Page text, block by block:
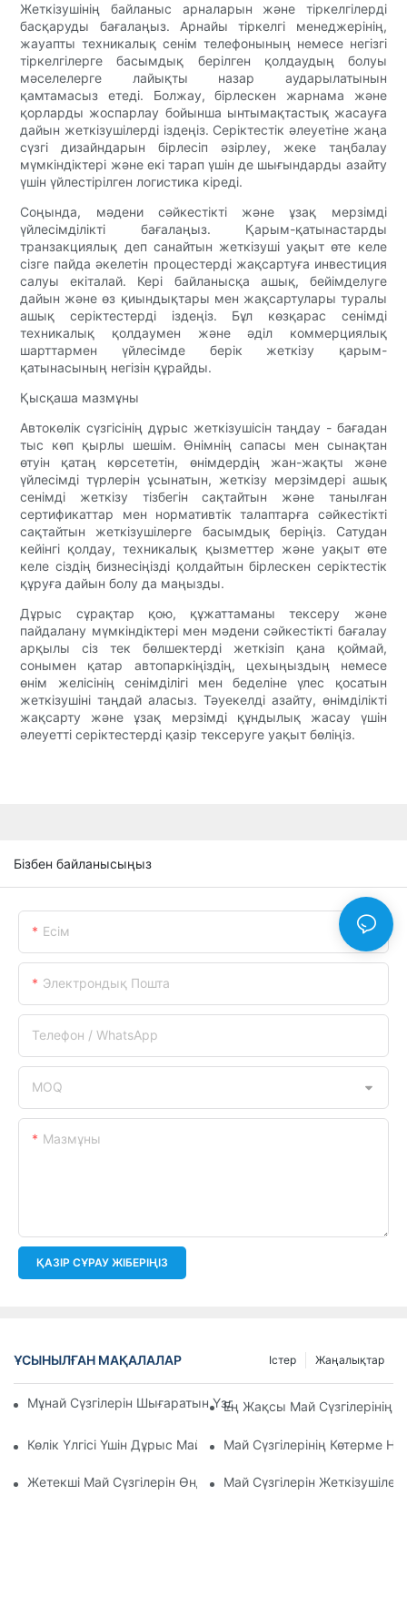
Жеткізушінің байланыс арналарын және тіркелгілерді
басқаруды бағалаңыз. Арнайы тіркелгі менеджерінің,
жауапты техникалық сенім телефонының немесе негізгі
тіркелгілерге басымдық берілген қолдаудың болуы
мәселелерге лайықты назар аударылатынын
қамтамасыз етеді. Болжау, бірлескен жарнама және
қорларды жоспарлау бойынша ынтымақтастық жасауға
дайын жеткізушілерді іздеңіз. Серіктестік әлеуетіне жаңа
сүзгі дизайндарын бірлесіп әзірлеу, жеке таңбалау
мүмкіндіктері және екі тарап үшін де шығындарды азайту
үшін үйлестірілген логистика кіреді.
Соңында, мәдени сәйкестікті және ұзақ мерзімді
үйлесімділікті бағалаңыз. Қарым-қатынастарды
транзакциялық деп санайтын жеткізуші уақыт өте келе
сізге пайда әкелетін процестерді жақсартуға инвестиция
салуы екіталай. Кері байланысқа ашық, бейімделуге
дайын және өз қиындықтары мен жақсартулары туралы
ашық серіктестерді іздеңіз. Бұл көзқарас сенімді
техникалық қолдаумен және әділ коммерциялық
шарттармен үйлесімде берік жеткізу қарым-
қатынасының негізін құрайды.
Қысқаша мазмұны
Автокөлік сүзгісінің дұрыс жеткізушісін таңдау - бағадан
тыс көп қырлы шешім. Өнімнің сапасы мен сынақтан
өтуін қатаң көрсететін, өнімдердің жан-жақты және
үйлесімді түрлерін ұсынатын, жеткізу мерзімдері ашық
сенімді жеткізу тізбегін сақтайтын және танылған
сертификаттар мен нормативтік талаптарға сәйкестікті
сақтайтын жеткізушілерге басымдық беріңіз. Сатудан
кейінгі қолдау, техникалық қызметтер және уақыт өте
келе сіздің бизнесіңізді қолдайтын бірлескен серіктестік
құруға дайын болу да маңызды.
Дұрыс сұрақтар қою, құжаттаманы тексеру және
пайдалану мүмкіндіктері мен мәдени сәйкестікті бағалау
арқылы сіз тек бөлшектерді жеткізіп қана қоймай,
сонымен қатар автопаркіңіздің, цехыңыздың немесе
өнім желісінің сенімділігі мен беделіне үлес қосатын
жеткізушіні таңдай аласыз. Тәуекелді азайту, өнімділікті
жақсарту және ұзақ мерзімді құндылық жасау үшін
әлеуетті серіктестерді қазір тексеруге уақыт бөліңіз.
Бізбен байланысыңыз
Есім
Электрондық Пошта
Телефон / WhatsApp
MOQ
Мазмұны
ҚАЗІР СҰРАУ ЖІБЕРІҢІЗ
ҰСЫНЫЛҒАН МАҚАЛАЛАР Жаңалықтар
Істер
Мұнай Сүзгілерін Шығаратын Үздік Компаниялар: Жан-
Ең Жақсы Май Сүзгілерінің
Көлік Үлгісі Үшін Дұрыс Май Сүзгісін Таңдау: Негізгі Ойлар
Май Сүзгілерінің Көтерме
Жетекші Май Сүзгілерін Өндірушілер Мен Олардың
Май Сүзгілерін